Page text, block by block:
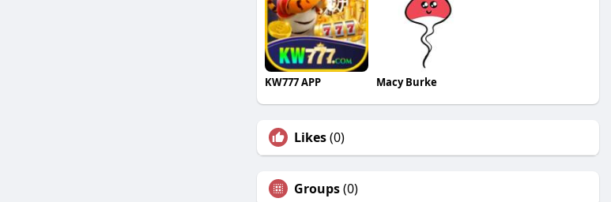
KW777 APP Macy Burke
Likes(0)
Groups(0)